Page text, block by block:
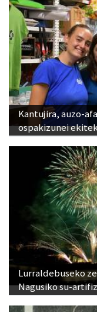
Kantujira, auzo-
ospakizunei
Lurraldebuseko
Nagusiko su-